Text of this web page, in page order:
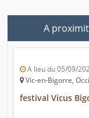
A
A lieu du 05/09/
Vic-en-Bigorre,
festival Vicus